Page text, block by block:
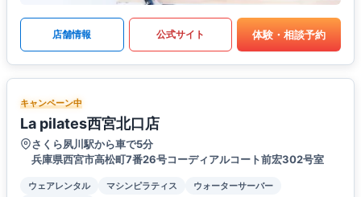
店舗情報 公式サイト 体験・相談予約
キャンペーン中
La pilates西宮北口店
さくら夙川駅から車で5分
兵庫県西宮市高松町7番26号コーディアルコート前宏302号室
ウェアレンタル マシンピラティス
ウォーターサーバー